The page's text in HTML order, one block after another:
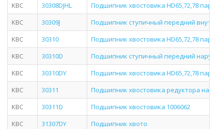
KBC
30308DJHL
Подшипник хвостовика HD65,72,78 пары
KBC
30309J
Подшипник ступичный передний
KBC
30310
Подшипник хвостовика HD65,72,78
KBC
30310D
Подшипник ступичный передний
KBC
30310DY
Подшипник хвостовика HD65,72,78 пары
KBC
30311
Подшипник хвостовика редуктора
KBC
30311D
Подшипник хвостовика 1006062
KBC
31307DY
Подшипник хвото